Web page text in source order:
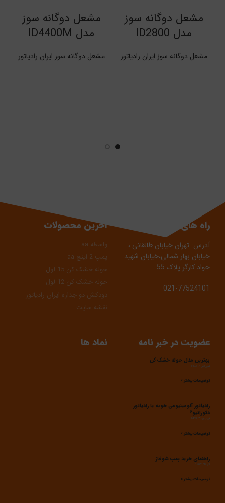
مشعل دوگانه سوز
مدل ID2800
مشعل دوگانه سوز ایران رادیاتور
مشعل دوگانه سوز
مدل ID4400M
مشعل دوگانه سوز ایران رادیاتور
راه های ارتباطی
آدرس: تهران خیابان طالقانی ،
خیابان بهار شمالی،خیابان شهید
حواد کارگر پلاک 55
021-77524101
آخرین محصولات
واسطه aa
پمپ 2 اینچ aa
حوله خشک کن 15 لول
حوله خشک کن 12 لول
دودکش دو جداره ایران رادیاتور
نقشه سایت
عضویت در خبر نامه
بهترین مدل حوله خشک کن
فروردین 7, 1403
توضیحات بیشتر »
رادیاتور آلومینیومی خوبه یا رادیاتور
دکوراتیو؟
فروردین 7, 1403
توضیحات بیشتر »
راهنمای خرید پمپ شوفاژ
آذر 28, 1402
توضیحات بیشتر »
نماد ها